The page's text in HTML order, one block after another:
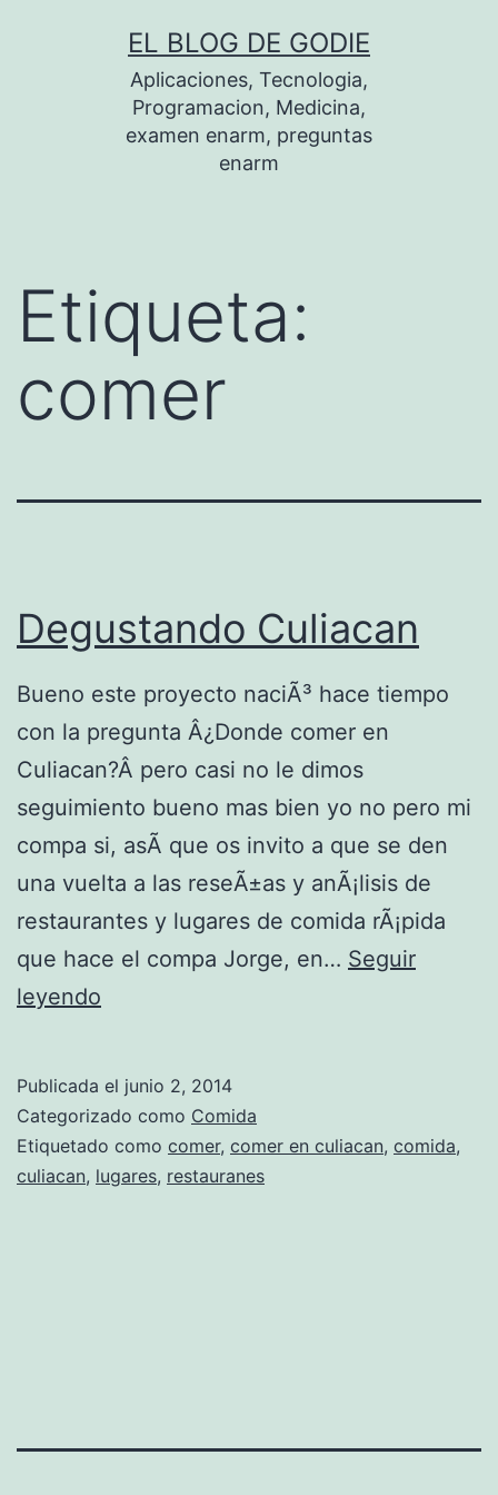
EL BLOG DE GODIE
Aplicaciones, Tecnologia,
Programacion, Medicina,
examen enarm, preguntas
enarm
Etiqueta:
comer
Degustando Culiacan
Bueno este proyecto naciÃ³ hace tiempo
con la pregunta Â¿Donde comer en
Culiacan?Â pero casi no le dimos
seguimiento bueno mas bien yo no pero mi
compa si, asÃ­ que os invito a que se den
una vuelta a las reseÃ±as y anÃ¡lisis de
restaurantes y lugares de comida rÃ¡pida
que hace el compa Jorge, en… Seguir
leyendo
u
s
t
l
Publicada el junio 2, 2014
Categorizado como Comida
Etiquetado como comer, comer en culiacan, comida,
culiacan, lugares, restauranes